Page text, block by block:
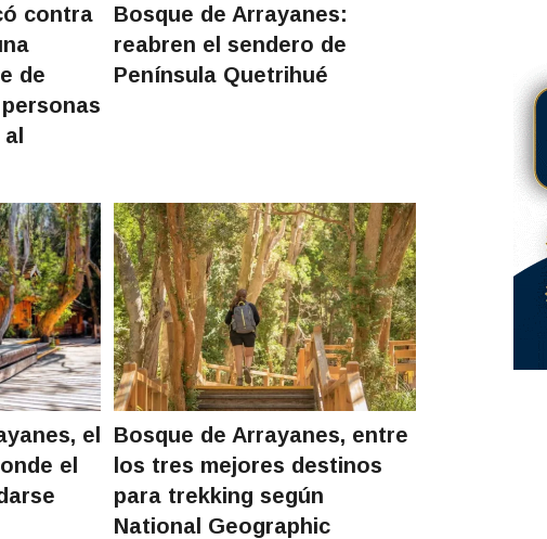
contra
de
Bosque de Arrayanes:
reabren el sendero de
Península Quetrihué
el
el
Bosque de Arrayanes, entre
los tres mejores destinos
para trekking según
National Geographic